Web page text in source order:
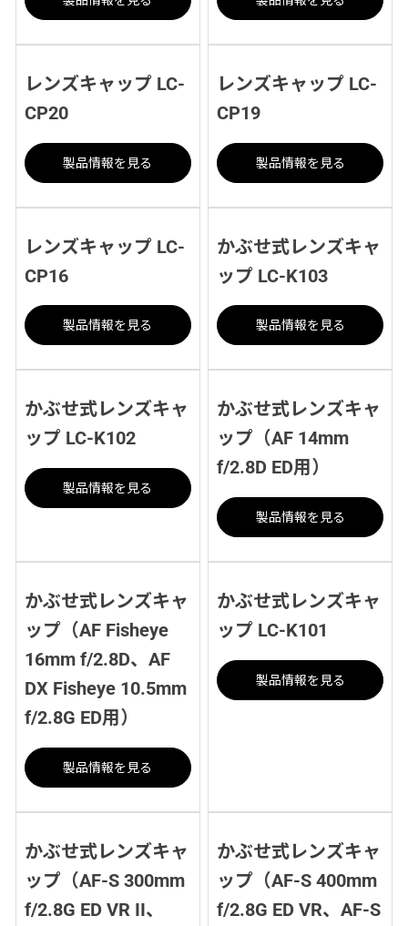
レンズキャップ LC-
CP20
製品情報を見る
レンズキャップ LC-
CP19
製品情報を見る
レンズキャップ LC-
CP16
製品情報を見る
かぶせ式レンズキャ
ップ LC-K103
製品情報を見る
かぶせ式レンズキャ
ップ LC-K102
製品情報を見る
かぶせ式レンズキャ
ップ（AF 14mm
f/2.8D ED用）
製品情報を見る
かぶせ式レンズキャ
ップ（AF Fisheye
16mm f/2.8D、AF
DX Fisheye 10.5mm
f/2.8G ED用）
製品情報を見る
かぶせ式レンズキャ
ップ LC-K101
製品情報を見る
かぶせ式レンズキャ
ップ（AF-S 300mm
f/2.8G ED VR II、
かぶせ式レンズキャ
ップ（AF-S 400mm
f/2.8G ED VR、AF-S